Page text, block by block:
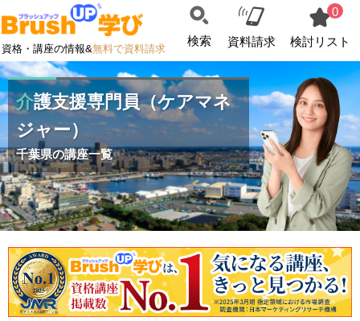
資格・講座の情報&無料で資料請求
検索 資料請求
0
検討リスト
介護支援専門員（ケアマネ
ジャー）
千葉県の講座一覧